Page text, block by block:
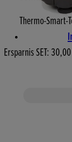
Thermo-Smart-
Ersparnis SET: